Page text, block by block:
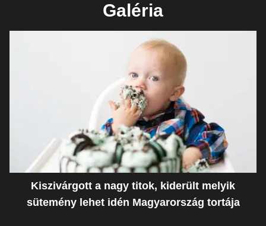
Galéria
Kiszivárgott a nagy titok, kiderült melyik
sütemény lehet idén Magyarország tortája